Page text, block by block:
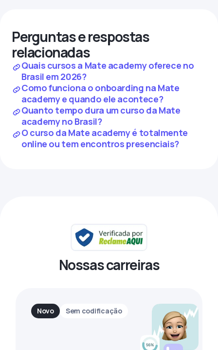
Perguntas e respostas
relacionadas
Quais cursos a Mate academy oferece no
Brasil em 2026?
Como funciona o onboarding na Mate
academy e quando ele acontece?
Quanto tempo dura um curso da Mate
academy no Brasil?
O curso da Mate academy é totalmente
online ou tem encontros presenciais?
Nossas carreiras
Novo Sem codificação